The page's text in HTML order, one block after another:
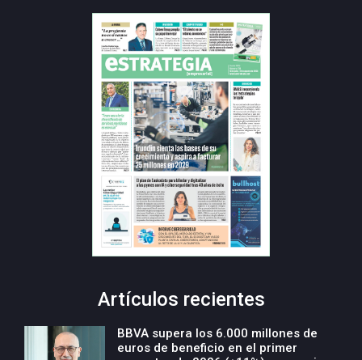
Artículos recientes
BBVA supera los 6.000 millones de
euros de beneficio en el primer